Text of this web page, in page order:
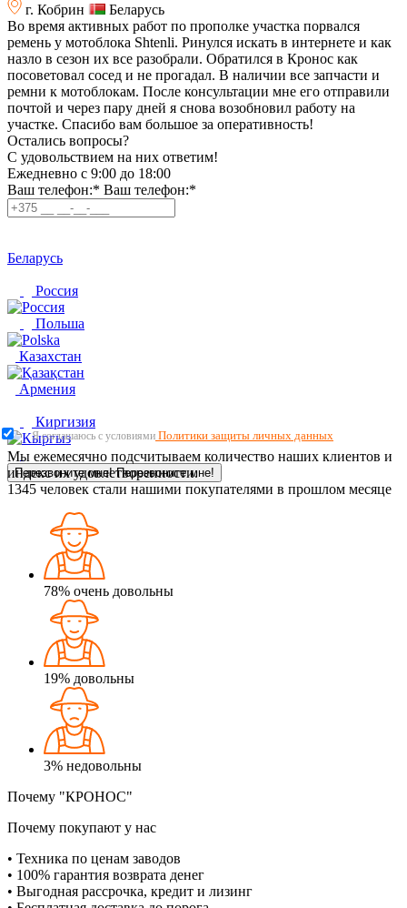
г. Кобрин
Беларусь
Во время активных работ по прополке участка порвался
ремень у мотоблока Shtenli. Ринулся искать в интернете и как
назло в сезон их все разобрали. Обратился в Кронос как
посоветовал сосед и не прогадал. В наличии все запчасти и
ремни к мотоблокам. После консультации мне его отправили
почтой и через пару дней я снова возобновил работу на
участке. Спасибо вам большое за оперативность!
Остались вопросы?
C удовольствием на них ответим!
Ежедневно с 9:00 до 18:00
Ваш телефон:* Ваш телефон:*
Беларусь
Россия
Польша
Казахстан
Армения
Киргизия
Перезвоните мне! Перезвоните мне!
Я соглашаюсь с условиями Политики защиты личных данных
Мы ежемесячно подсчитываем количество наших клиентов и
индекс их удовлетворенности.
1345 человек стали нашими покупателями в прошлом месяце
78% очень довольны
19% довольны
3% недовольны
Почему "КРОНОС"
Почему покупают у нас
• Техника по ценам заводов
• 100% гарантия возврата денег
• Выгодная рассрочка, кредит и лизинг